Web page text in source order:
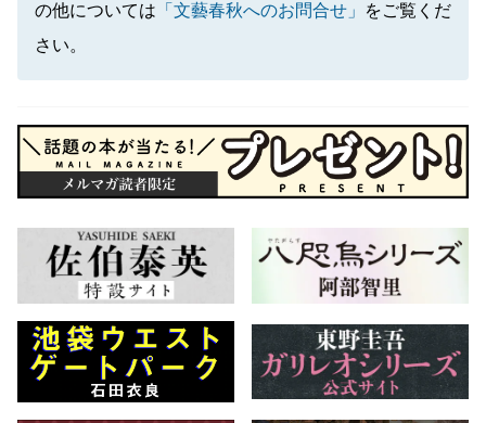
の他については 「文藝春秋へのお問合せ」
をご覧くだ
さい。